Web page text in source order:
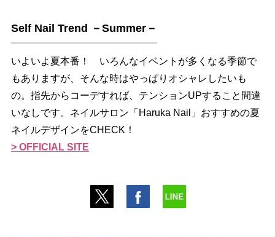
Self Nail Trend －Summer－
いよいよ夏本番！ いろんなイベントが多くなる季節で
もありますが、そんな時はやっぱりオシャレしたいも
の。指先からコーデすれば、テンションUPすること間違
いなしです。ネイルサロン「Haruka Nail」おすすめの夏
ネイルデザインをCHECK！
> OFFICIAL SITE